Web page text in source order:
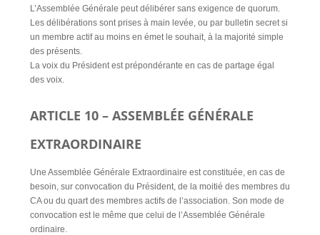
L’Assemblée Générale peut délibérer sans exigence de quorum.
Les délibérations sont prises à main levée, ou par bulletin secret si
un membre actif au moins en émet le souhait, à la majorité simple
des présents.
La voix du Président est prépondérante en cas de partage égal
des voix.
ARTICLE 10 – ASSEMBLÉE GÉNÉRALE
EXTRAORDINAIRE
Une Assemblée Générale Extraordinaire est constituée, en cas de
besoin, sur convocation du Président, de la moitié des membres du
CA ou du quart des membres actifs de l’association. Son mode de
convocation est le même que celui de l’Assemblée Générale
ordinaire.